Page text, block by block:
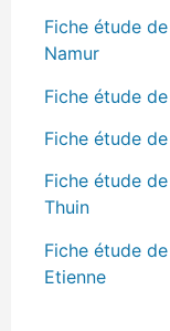
Fiche étude
Namur
Fiche étude
Fiche étude
Fiche étude
Thuin
Fiche étude
Etienne